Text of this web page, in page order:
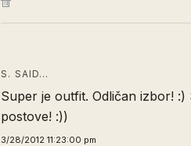
S. SAID…
Super je outfit. Odličan izbor!
postove! :))
3/28/2012 11:23:00 pm